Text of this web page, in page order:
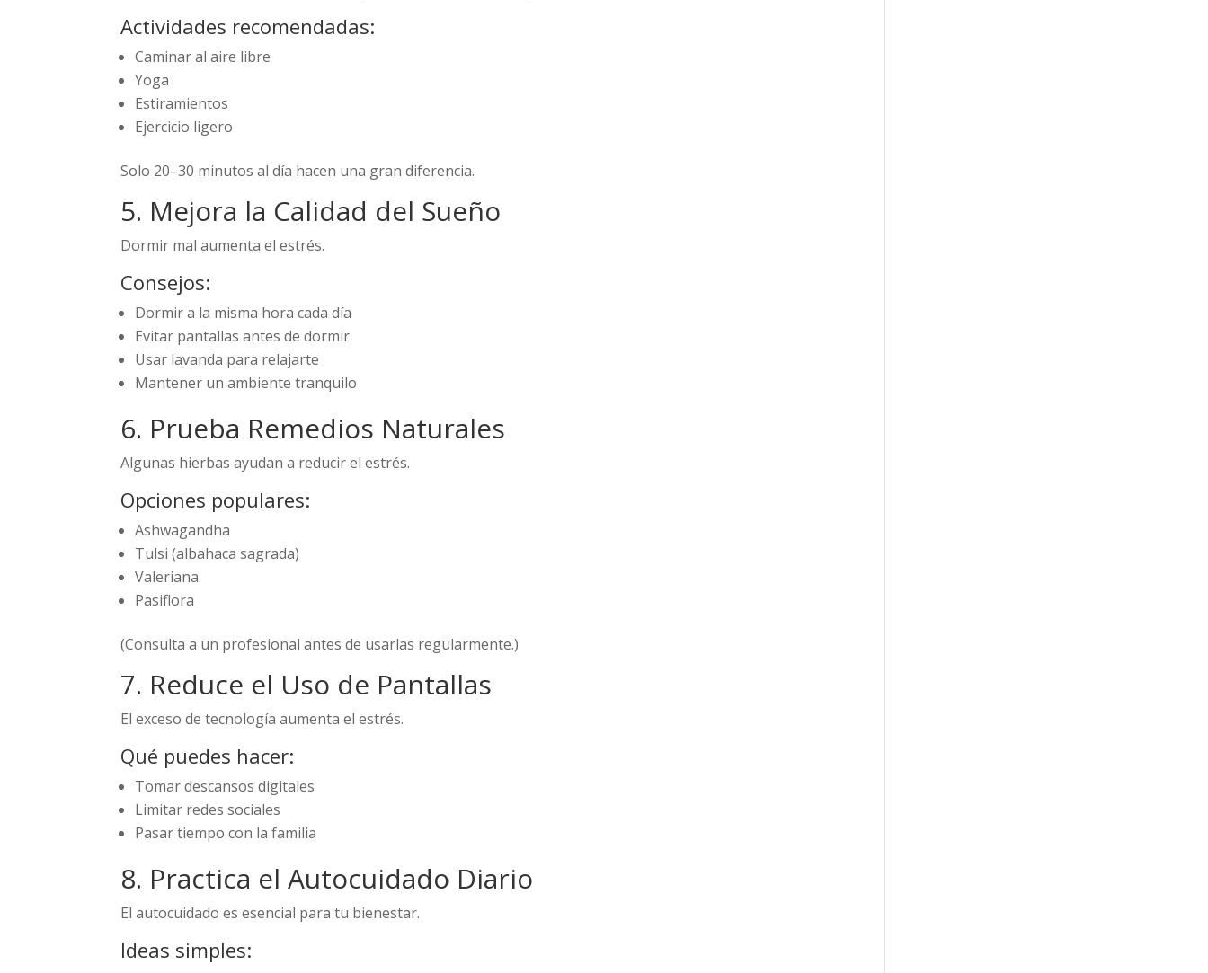
Actividades recomendadas:
Caminar al aire libre
Yoga
Estiramientos
Ejercicio ligero
Solo 20–30 minutos al día hacen una gran diferencia.
5. Mejora la Calidad del Sueño
Dormir mal aumenta el estrés.
Consejos:
Dormir a la misma hora cada día
Evitar pantallas antes de dormir
Usar lavanda para relajarte
Mantener un ambiente tranquilo
6. Prueba Remedios Naturales
Algunas hierbas ayudan a reducir el estrés.
Opciones populares:
Ashwagandha
Tulsi (albahaca sagrada)
Valeriana
Pasiflora
(Consulta a un profesional antes de usarlas regularmente.)
7. Reduce el Uso de Pantallas
El exceso de tecnología aumenta el estrés.
Qué puedes hacer:
Tomar descansos digitales
Limitar redes sociales
Pasar tiempo con la familia
8. Practica el Autocuidado Diario
El autocuidado es esencial para tu bienestar.
Ideas simples: